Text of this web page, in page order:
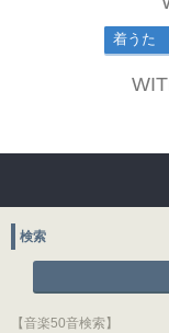
着うた
検索
【音楽50音検索】